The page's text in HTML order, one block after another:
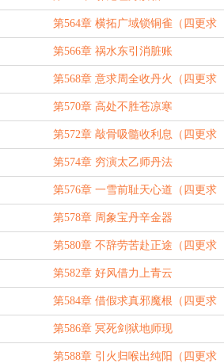
第564章 横拓广域锁铜雀（四更求
订！）
第566章 祸水东引消脏账
第568章 意求周全收丹火（四更求
订！）
第570章 高处不胜苍凉寒
第572章 敲骨吸髓收利息（四更求
订！）
第574章 穷演太乙师丹法
第576章 一雪前耻天心道（四更求
订！）
第578章 周象宝丹辛金器
第580章 不辞劳苦赴正途（四更求
订！）
第582章 好风借力上青云
第584章 借假求真邪魔根（四更求
订！）
第586章 冥死剑狱地师现
第588章 引火归喉出纯阳（四更求